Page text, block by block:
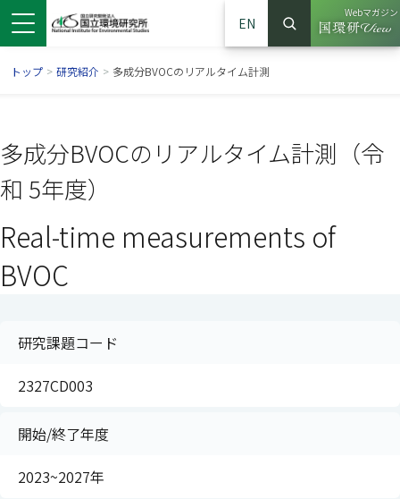
EN
サイト内検索
検索
Webマガジン
（別ウイ
トップ > 研究紹介 > 多成分BVOCのリアルタイム計測
多成分BVOCのリアルタイム計測（令
和 5年度）
Real-time measurements of
BVOC
研究課題コード
2327CD003
開始/終了年度
2023~2027年